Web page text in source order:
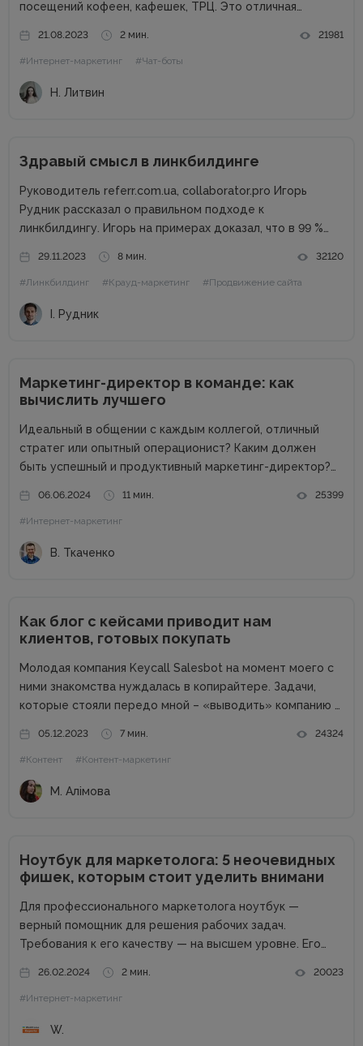
посещений кофеен, кафешек, ТРЦ. Это отличная
увеличить прибыль. Но конкуренция на данном рынке
высока, поэтому расслабляться не стоит. Как привлечь
клиентов...
21.08.2023 2 мин. 21981
#Интернет-маркетинг #Чат-боты
Н. Литвин
Здравый смысл в линкбилдинге
Руководитель referr.com.ua, collaborator.pro Игорь
Рудник рассказал о правильном подходе к
линкбилдингу. Игорь на примерах доказал, что в 99 %
Сайты можно продвигать множеством способов, среди
которых есть и PBN. При этом PBN разделяются...
29.11.2023 8 мин. 32120
#Линкбилдинг #Крауд-маркетинг #Продвижение сайта
І. Рудник
Маркетинг-директор в команде: как
вычислить лучшего
Идеальный в общении с каждым коллегой, отличный
стратег или опытный операционист? Каким должен
быть успешный и продуктивный маркетинг-директор?
Directors Day рассказал Виталий Ткаченко. Виталий –
соучредитель Tkachenko & Myroniuk Marketing Agency,
имеет огромный опыт...
06.06.2024 11 мин. 25399
#Интернет-маркетинг
В. Ткаченко
Как блог с кейсами приводит нам
клиентов, готовых покупать
Молодая компания Keycall Salesbot на момент моего с
ними знакомства нуждалась в копирайтере. Задачи,
которые стояли передо мной – «выводить» компанию в
несколько размытая, но все же ясная – мне
предлагалась позиция...
05.12.2023 7 мин. 24324
#Контент #Контент-маркетинг
М. Алімова
Ноутбук для маркетолога: 5 неочевидных
фишек, которым стоит уделить внимани
Для профессионального маркетолога ноутбук —
верный помощник для решения рабочих задач.
Требования к его качеству — на высшем уровне. Его
успехам. Добротный комплект «железа» — даже не
обсуждается. Без продвинутого процессора, топовой
26.02.2024 2 мин. 20023
#Интернет-маркетинг
W.